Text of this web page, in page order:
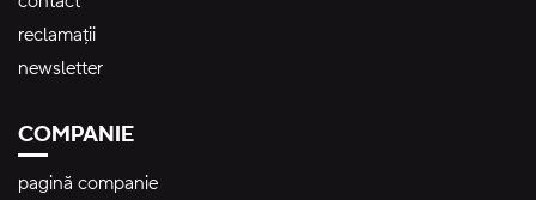
reclamații
newsletter
COMPANIE
pagină companie